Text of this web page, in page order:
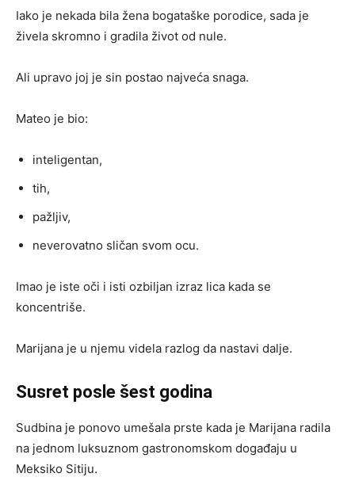
Iako je nekada bila žena bogataške porodice, sada je
živela skromno i gradila život od nule.
Ali upravo joj je sin postao najveća snaga.
Mateo je bio:
inteligentan,
tih,
pažljiv,
neverovatno sličan svom ocu.
Imao je iste oči i isti ozbiljan izraz lica kada se
koncentriše.
Marijana je u njemu videla razlog da nastavi dalje.
Susret posle šest godina
Sudbina je ponovo umešala prste kada je Marijana radila
na jednom luksuznom gastronomskom događaju u
Meksiko Sitiju.